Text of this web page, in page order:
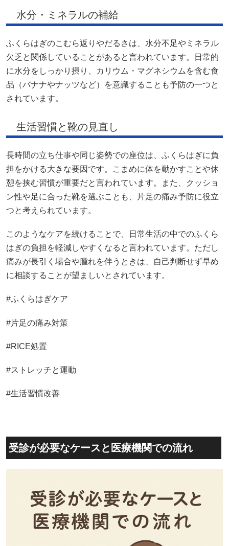
水分・ミネラルの補給
ふくらはぎのこむら返りやだるさは、水分不足やミネラル
欠乏と関係していることがあると言われています。日常的
に水分をしっかり摂り、カリウム・マグネシウムを含む食
品（バナナやナッツなど）を意識することも予防の一つと
されています。
生活習慣と靴の見直し
長時間の立ち仕事や同じ姿勢での座位は、ふくらはぎに負
担をかける大きな要因です。こまめに体を動かすことや休
憩を挟む習慣が重要だと言われています。また、クッショ
ン性や足に合った靴を選ぶことも、片足の痛み予防に役立
つと考えられています。
このようなケアを続けることで、日常生活の中でのふくら
はぎの負担を軽減しやすくなると言われています。ただし
痛みが長引く場合や腫れを伴うときは、自己判断せず早め
に相談することが望ましいとされています。
#ふくらはぎケア
#片足の痛み対策
#RICE処置
#ストレッチと運動
#生活習慣改善
受診が必要なケースと医療機関での流れ